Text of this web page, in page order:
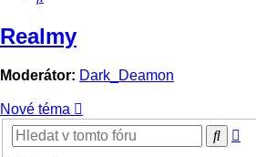
Realmy
Moderátor: Dark_Deamon
Nové téma
Hledat